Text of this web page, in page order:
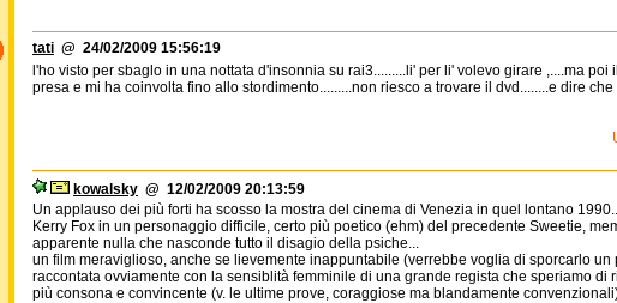
tati @ 24/02/2009 15:56:19
l'ho visto per sbaglo in una nottata d'insonnia su rai3.........li' per li' volevo girare ,....ma
presa e mi ha coinvolta fino allo stordimento.........non riesco a trovare il dvd........e dire
kowalsky @ 12/02/2009 20:13:59
Un applauso dei più forti ha scosso la mostra del cinema di Venezia in quel lontano
Kerry Fox in un personaggio difficile, certo più poetico (ehm) del precedente Sweetie,
apparente nulla che nasconde tutto il disagio della psiche...
un film meraviglioso, anche se lievemente inappuntabile (verrebbe voglia di sporcarlo
raccontata ovviamente con la sensiblità femminile di una grande regista che speriamo di
più consona e convincente (v. le ultime prove, coraggiose ma blandamente